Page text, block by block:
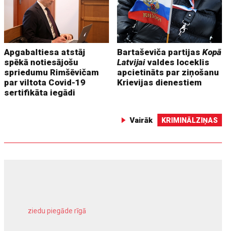
Apgabaltiesa atstāj
spēkā notiesājošu
spriedumu Rimšēvičam
par viltota Covid-19
sertifikāta iegādi
Bartaševiča partijasKopā
Latvijai valdes loceklis
apcietināts par ziņošanu
Krievijas dienestiem
Vairāk KRIMINĀLZIŅAS
ziedu piegāde rīgā